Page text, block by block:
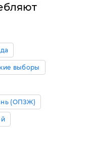
выборы
(ОПЗЖ)